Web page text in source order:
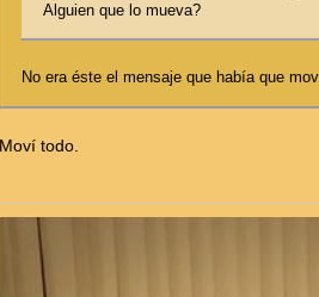
Alguien que lo mueva?
No era éste el mensaje que había que
Moví todo.